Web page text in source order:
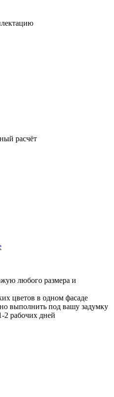
расчёт
любого размера и
цветов в одном фасаде
выполнить под вашу задумку
2 рабочих дней